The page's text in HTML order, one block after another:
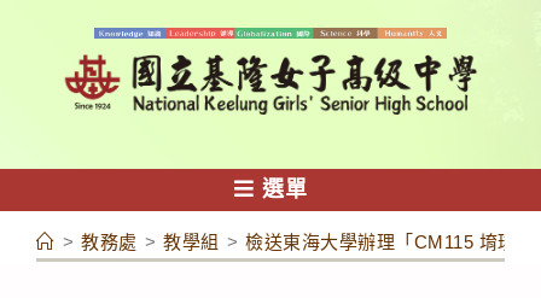
容
選單
> 教務處 > 教學組 > 檢送東海大學辦理「CM115 堉璘